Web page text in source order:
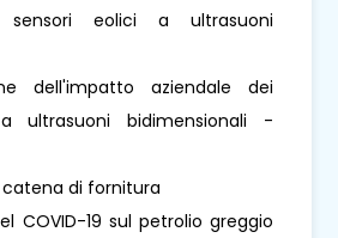
sensori eolici a ultrasuoni
dell'impatto aziendale dei
ultrasuoni bidimensionali -
catena di fornitura
COVID-19 sul petrolio greggio